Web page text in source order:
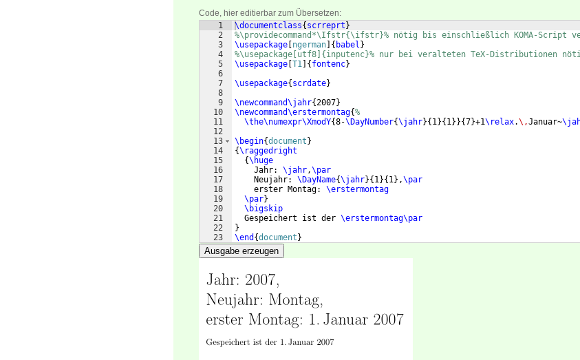
Code, hier editierbar zum Übersetzen:
1
2
3
4
5
6
7
8
9
10
11
12
13
14
15
16
17
18
19
20
21
22
23
\documentclass{ scrreprt }
%\providecommand*\Ifstr{\ifstr}% nötig bis einschließlich KOMA-Script
\usepackage ngerman { babel }
%\usepackage[utf8]{inputenc}% nur bei veralteten TeX-Distributionen
\usepackage T1 { fontenc}
\usepackage{ scrdate}
\newcommand\jahr{2007}
\newcommand\erstermontag{%
\the\numexpr\XmodY{8-\DayNumber{\jahr}{ 1}{ 1}}{7}+1\relax.\,Januar~
\begin{document }
{\raggedright
{\huge
    Jahr:
\jahr,\par
    Neujahr:
\DayName{\jahr}{ 1}{ 1} ,\par
    erster Montag:
\erstermontag
\par}
\bigskip
  Gespeichert ist der
\erstermontag\par
}
\end {document }
Ausgabe erzeugen